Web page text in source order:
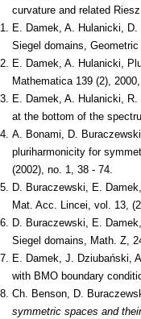
curvature and related
E. Damek, A. Hulanicki,
Siegel domains,
E. Damek, A. Hulanicki,
Mathematica 139 (2),
E. Damek, A. Hulanicki,
at the bottom of the
A. Bonami, D.
pluriharmonicity for
(2002), no. 1, 38 - 74.
D. Buraczewski, E.
Mat. Acc. Lincei, vol. 13,
D. Buraczewski, E.
Siegel domains, Math. Z,
E. Damek, J. Dziubański,
with BMO boundary
Ch. Benson, D.
symmetric spaces and